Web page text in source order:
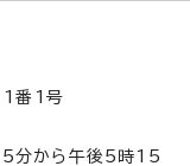
番1号
分から午後5時15